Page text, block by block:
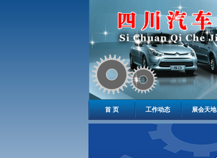
首 页 工作动态 展会天地